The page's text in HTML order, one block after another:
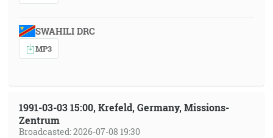
SWAHILI DRC
MP3
1991-03-03 15:00, Krefeld, Germany, Missions-
Zentrum
Broadcasted: 2026-07-08 19:30